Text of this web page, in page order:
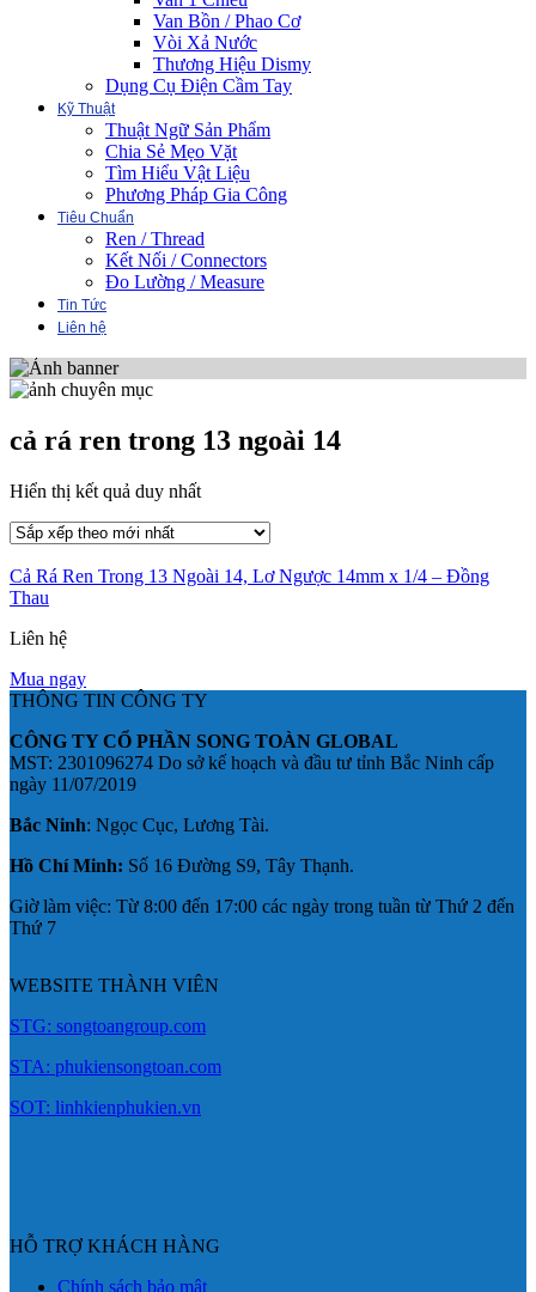
Van Bồn / Phao Cơ
Vòi Xả Nước
Thương Hiệu Dismy
Dụng Cụ Điện Cầm Tay
Kỹ Thuật
Thuật Ngữ Sản Phẩm
Chia Sẻ Mẹo Vặt
Tìm Hiểu Vật Liệu
Phương Pháp Gia Công
Tiêu Chuẩn
Ren / Thread
Kết Nối / Connectors
Đo Lường / Measure
Tin Tức
Liên hệ
cả rá ren trong 13 ngoài 14
Hiển thị kết quả duy nhất
Cả Rá Ren Trong 13 Ngoài 14, Lơ Ngược 14mm x 1/4 – Đồng
Thau
Liên hệ
Mua ngay
THÔNG TIN CÔNG TY
CÔNG TY CỔ PHẦN SONG TOÀN GLOBAL
MST: 2301096274 Do sở kế hoạch và đầu tư tỉnh Bắc Ninh cấp
ngày 11/07/2019
Bắc Ninh: Ngọc Cục, Lương Tài.
Hồ Chí Minh: Số 16 Đường S9, Tây Thạnh.
Giờ làm việc: Từ 8:00 đến 17:00 các ngày trong tuần từ Thứ 2 đến
Thứ 7
WEBSITE THÀNH VIÊN
STG: songtoangroup.com
STA: phukiensongtoan.com
SOT: linhkienphukien.vn
HỖ TRỢ KHÁCH HÀNG
Chính sách bảo mật